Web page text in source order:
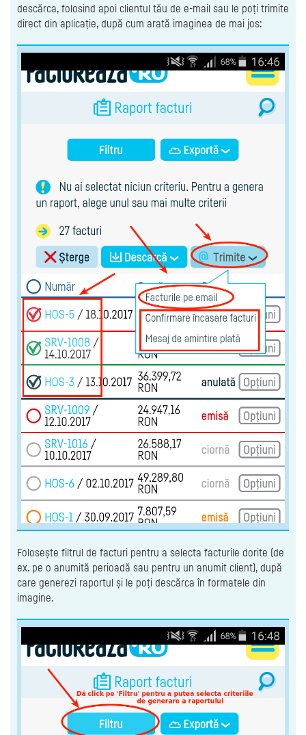
descărca, folosind apoi clientul tău de e-mail sau le poți trimite
direct din aplicație, după cum arată imaginea de mai jos:
Folosește filtrul de facturi pentru a selecta facturile dorite (de
ex. pe o anumită perioadă sau pentru un anumit client), după
care generezi raportul și le poți descărca în formatele din
imagine.